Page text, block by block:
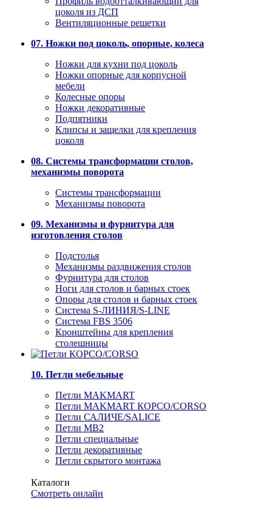
цоколя из ДСП
Вентиляционные решетки
07. Ножки под цоколь, опорные, колеса
Ножки для кухни под цоколь
Ножки опорные для корпусной
мебели
Колесные опоры
Ножки декоративные
Подпятники
Клипсы и защелки для крепления
цоколя
08. Системы трансформации столов,
механизмы поворота
Системы трансформации
Механизмы поворота
09. Механизмы и фурнитура для
изготовления столов
Подстолья
Механизмы раздвижения столов
Фурнитура для столов
Ноги для столов и барных стоек
Опоры для столов и барных стоек
Система S-ЛИНИЯ/S-LINE
Система FBS 3506
Кронштейны для крепления
столешницы
10. Петли мебельные
Петли MAKMART
Петли MAKMART КОРСО/CORSO
Петли САЛИЧЕ/SALICE
Петли MB2
Петли специальные
Петли декоративные
Петли скрытого монтажа
Каталоги
Смотреть онлайн